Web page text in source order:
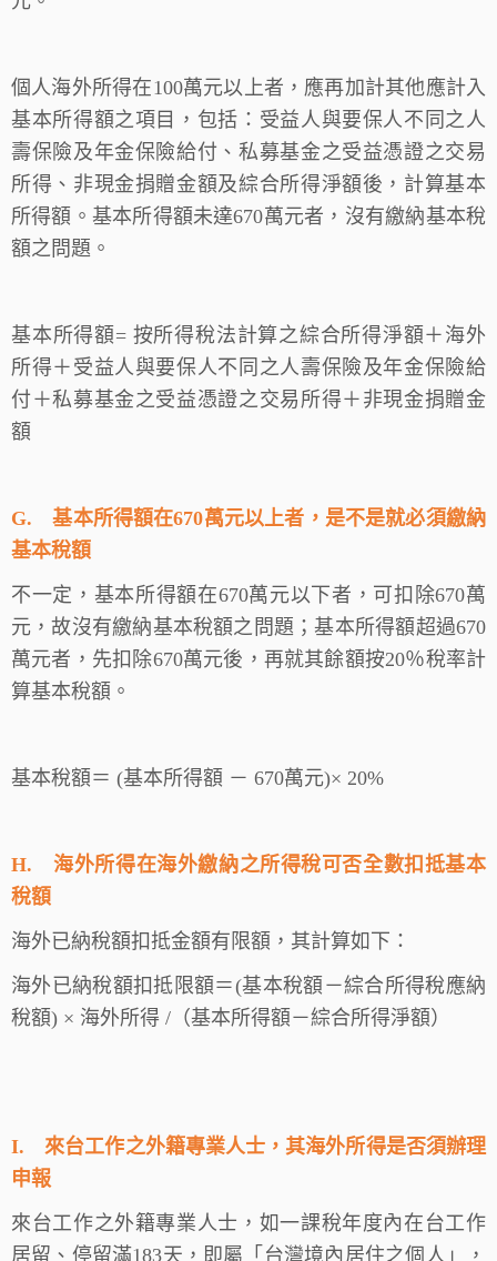
個人海外所得在100萬元以上者，應再加計其他應計入
基本所得額之項目，包括：受益人與要保人不同之人
壽保險及年金保險給付、私募基金之受益憑證之交易
所得、非現金捐贈金額及綜合所得淨額後，計算基本
所得額。基本所得額未達670萬元者，沒有繳納基本稅
額之問題。
基本所得額= 按所得稅法計算之綜合所得淨額＋海外
所得＋受益人與要保人不同之人壽保險及年金保險給
付＋私募基金之受益憑證之交易所得＋非現金捐贈金
額
G.基本所得額在670萬元以上者，是不是就必須繳納
基本稅額
不一定，基本所得額在670萬元以下者，可扣除670萬
元，故沒有繳納基本稅額之問題；基本所得額超過670
萬元者，先扣除670萬元後，再就其餘額按20％稅率計
算基本稅額。
基本稅額＝ (基本所得額 － 670萬元)× 20%
H.海外所得在海外繳納之所得稅可否全數扣抵基本
稅額
海外已納稅額扣抵金額有限額，其計算如下：
海外已納稅額扣抵限額＝(基本稅額－綜合所得稅應納
稅額) × 海外所得 /（基本所得額－綜合所得淨額）
I.來台工作之外籍專業人士，其海外所得是否須辦理
申報
來台工作之外籍專業人士，如一課稅年度內在台工作
居留、停留滿183天，即屬「台灣境內居住之個人」，